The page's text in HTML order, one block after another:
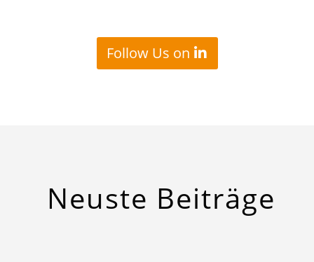
Follow Us on
Neuste Beiträge